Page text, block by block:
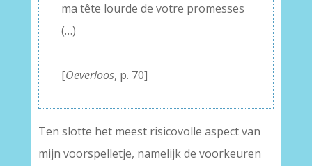
ma tête lourde de votre promesses
(…)
[Oeverloos, p. 70]
Ten slotte het meest risicovolle aspect van
mijn voorspelletje, namelijk de voorkeuren